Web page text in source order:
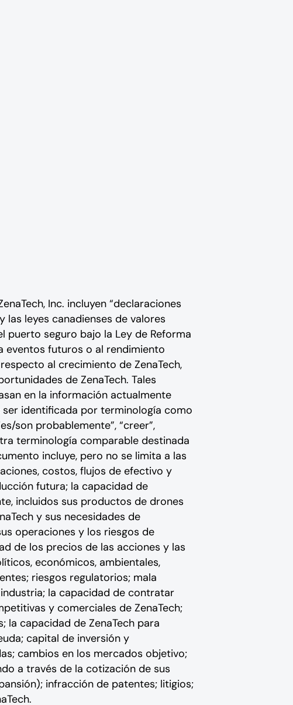
Inc. incluyen “declaraciones
las leyes canadienses de valores
puerto seguro bajo la Ley de Reforma
eventos futuros o al rendimiento
al crecimiento de ZenaTech,
de ZenaTech. Tales
en la información actualmente
identificada por terminología como
son probablemente”, “creer”,
terminología comparable destinada
incluye, pero no se limita a las
costos, flujos de efectivo y
futura; la capacidad de
incluidos sus productos de drones
y sus necesidades de
operaciones y los riesgos de
de los precios de las acciones y las
económicos, ambientales,
riesgos regulatorios; mala
la capacidad de contratar
y comerciales de ZenaTech;
la capacidad de ZenaTech para
capital de inversión y
cambios en los mercados objetivo;
a través de la cotización de sus
infracción de patentes; litigios;